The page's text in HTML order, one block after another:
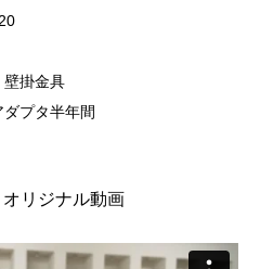
掛金具
プタ半年間
リジナル動画